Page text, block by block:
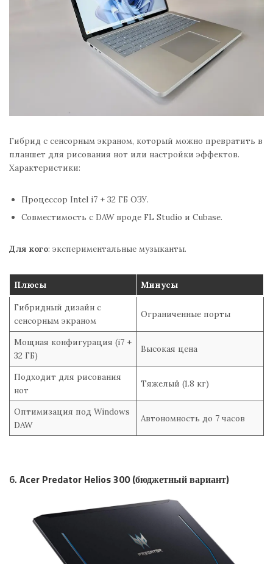
Гибрид с сенсорным экраном, который можно превратить в
планшет для рисования нот или настройки эффектов.
Характеристики:
Процессор Intel i7 + 32 ГБ ОЗУ.
Совместимость с DAW вроде FL Studio и Cubase.
Для кого: экспериментальные музыканты.
Плюсы Минусы
Гибридный дизайн с
сенсорным экраном
Ограниченные порты
Мощная конфигурация (i7 +
32 ГБ)
Высокая цена
Подходит для рисования
нот
Тяжелый (1.8 кг)
Оптимизация под Windows
DAW
Автономность до 7 часов
6. Acer Predator Helios 300 (бюджетный вариант)